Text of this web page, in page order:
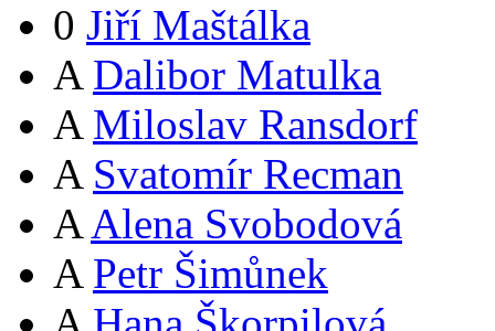
0 Jiří Maštálka
A Dalibor Matulka
A Miloslav Ransdorf
A Svatomír Recman
A Alena Svobodová
A Petr Šimůnek